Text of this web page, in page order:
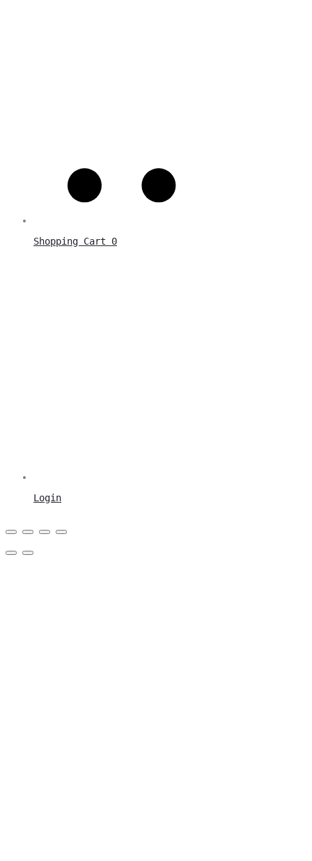
Shopping Cart 0
Login